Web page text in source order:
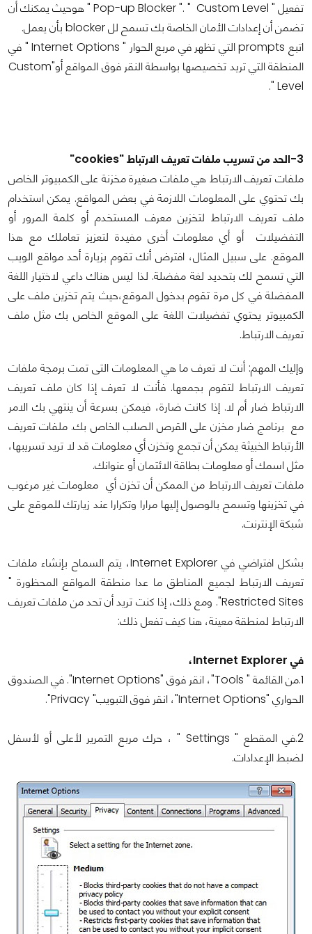
تفعيل " Pop-up Blocker ". " Custom Level " هوحيث يمكنك أن
تضمن أن إعدادات الأمان الخاصة بك تسمح لل blocker بأن يعمل.
اتبع prompts التي تظهر في مربع الحوار " Internet Options " في
المنطقة التي تريد تخصيصها بواسطة النقر فوق المواقع أو"Custom
Level ".
3-الحد من تسريب ملفات تعريف الارتباط "cookies"
ملفات تعريف الارتباط هي ملفات صغيرة مخزنة على الكمبيوتر الخاص
بك تحتوي على المعلومات اللازمة في بعض المواقع. يمكن استخدام
ملف تعريف الارتباط لتخزين معرف المستخدم أو كلمة المرور أو
التفضيلات أو أي معلومات أخرى مفيدة لتعزيز تعاملك مع هذا
الموقع. على سبيل المثال، افترض أنك تقوم بزيارة أحد مواقع الويب
التي تسمح لك بتحديد لغة مفضلة. لذا ليس هناك داعي لاختيار اللغة
المفضلة في كل مرة تقوم بدخول الموقع،حيث يتم تخزين ملف على
الكمبيوتر يحتوي تفضيلات اللغة على الموقع الخاص بك مثل ملف
تعريف الارتباط.
وإليك المهم: أنت لا تعرف ما هي المعلومات التى تمت برمجة ملفات
تعريف الارتباط لتقوم بجمعها. فأنت لا تعرف إذا كان ملف تعريف
الارتباط ضار أم لا. إذا كانت ضارة، فيمكن بسرعة أن ينتهي بك الامر
مع برنامج ضار مخزن على القرص الصلب الخاص بك. ملفات تعريف
الأرتباط الخبيثة يمكن أن تجمع وتخزن أي معلومات قد لا تريد تسريبها،
مثل اسمك أو معلومات بطاقة الائتمان أو عنوانك.
ملفات تعريف الارتباط من الممكن أن تخزن أي معلومات غير مرغوب
في تخزينها وتسمح بالوصول إليها مرارا وتكرارا عند زيارتك للموقع على
شبكة الإنترنت.
بشكل افتراضي في Internet Explorer، يتم السماح بإنشاء ملفات
تعريف الارتباط لجميع المناطق ما عدا منطقة المواقع المحظورة "
Restricted Sites". ومع ذلك، إذا كنت تريد أن تحد من ملفات تعريف
الارتباط لمنطقة معينة، هنا كيف تفعل ذلك:
في Internet Explorer،
1.من القائمة " Tools"، انقر فوق "Internet Options". في الصندوق
الحواري "Internet Options"، انقر فوق التبويب" Privacy".
2.في المقطع " Settings " ، حرك مربع التمرير لأعلى أو لأسفل
لضبط الإعدادات.